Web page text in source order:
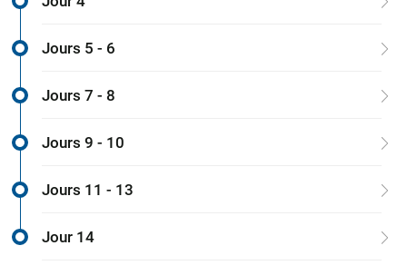
Jours 5 - 6
Jours 7 - 8
Jours 9 - 10
Jours 11 - 13
Jour 14